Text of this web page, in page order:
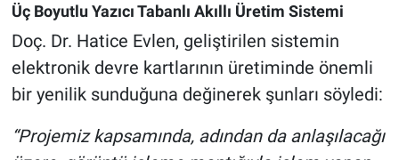
Üç Boyutlu Yazıcı Tabanlı Akıllı Üretim Sistemi
Doç. Dr. Hatice Evlen, geliştirilen sistemin
elektronik devre kartlarının üretiminde önemli
bir yenilik sunduğuna değinerek şunları söyledi:
“Projemiz kapsamında, adından da anlaşılacağı